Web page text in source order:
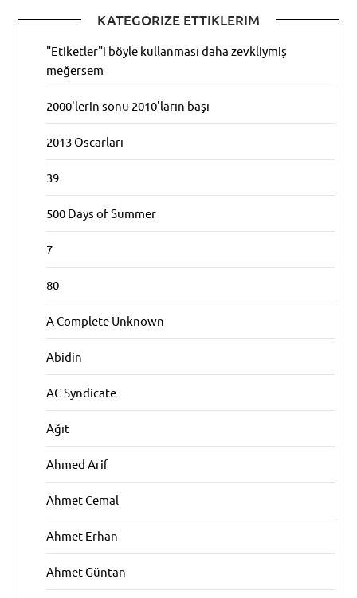
KATEGORIZE ETTIKLERIM
"Etiketler"i böyle kullanması daha zevkliymiş
meğersem
2000'lerin sonu 2010'ların başı
2013 Oscarları
39
500 Days of Summer
7
80
A Complete Unknown
Abidin
AC Syndicate
Ağıt
Ahmed Arif
Ahmet Cemal
Ahmet Erhan
Ahmet Güntan